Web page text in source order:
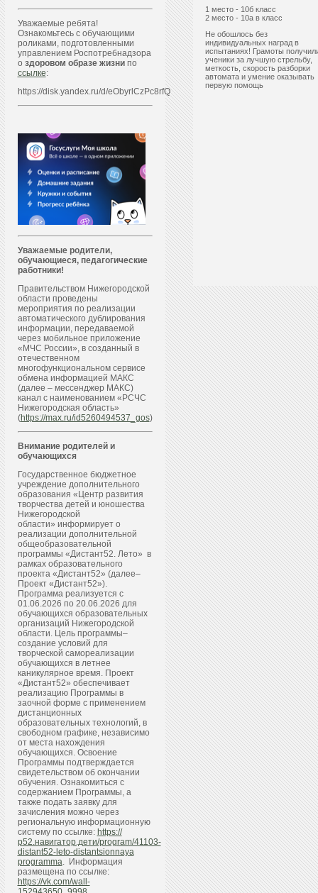
Уважаемые ребята!
Ознакомьтесь с обучающими
роликами, подготовленными
управлением Роспотребнадзора
о здоровом образе жизнипо
ссылке:
https://disk.yandex.ru/d/eObyrlCzPc8rfQ
Уважаемые родители,
обучающиеся, педагогические
работники!
Правительством Нижегородской
области проведены
мероприятия по реализации
автоматического дублирования
информации, передаваемой
через мобильное приложение
«МЧС России», в созданный в
отечественном
многофункциональном сервисе
обмена информацией МАКС
(далее – мессенджер МАКС)
канал с наименованием «РСЧС
Нижегородская область»
(https://max.ru/id5260494537_gos)
Внимание родителей и
обучающихся
Государственное бюджетное
учреждение дополнительного
образования «Центр развития
творчества детей и юношества
Нижегородской
области» информирует о
реализации дополнительной
общеобразовательной
программы «Дистант52. Лето» в
рамках образовательного
проекта «Дистант52» (далее–
Проект «Дистант52»).
Программа реализуется с
01.06.2026 по 20.06.2026 для
обучающихся образовательных
организаций Нижегородской
области. Цель программы–
создание условий для
творческой самореализации
обучающихся в летнее
каникулярное время. Проект
«Дистант52» обеспечивает
реализацию Программы в
заочной форме с применением
дистанционных
образовательных технологий, в
свободном графике, независимо
от места нахождения
обучающихся. Освоение
Программы подтверждается
свидетельством об окончании
обучения. Ознакомиться с
содержанием Программы, а
также подать заявку для
зачисления можно через
региональную информационную
систему по ссылке: https://
р52.навигатор.дети/program/41103-
distant52-leto-distantsionnaya
programma. Информация
размещена по ссылке:
https://vk.com/wall-
1 место - 10б класс
2 место - 10а в класс
Не обошлось без
индивидуальных наград в
испытаниях! Грамоты
ученики за лучшую стрельбу,
меткость, скорость разборки
автомата и умение оказывать
первую помощь